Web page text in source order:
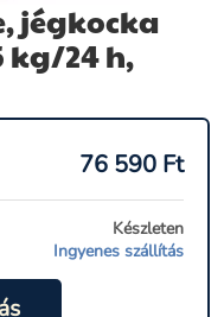
jégkocka
kg/24 h,
76 590 Ft
Készleten
Ingyenes szállítás